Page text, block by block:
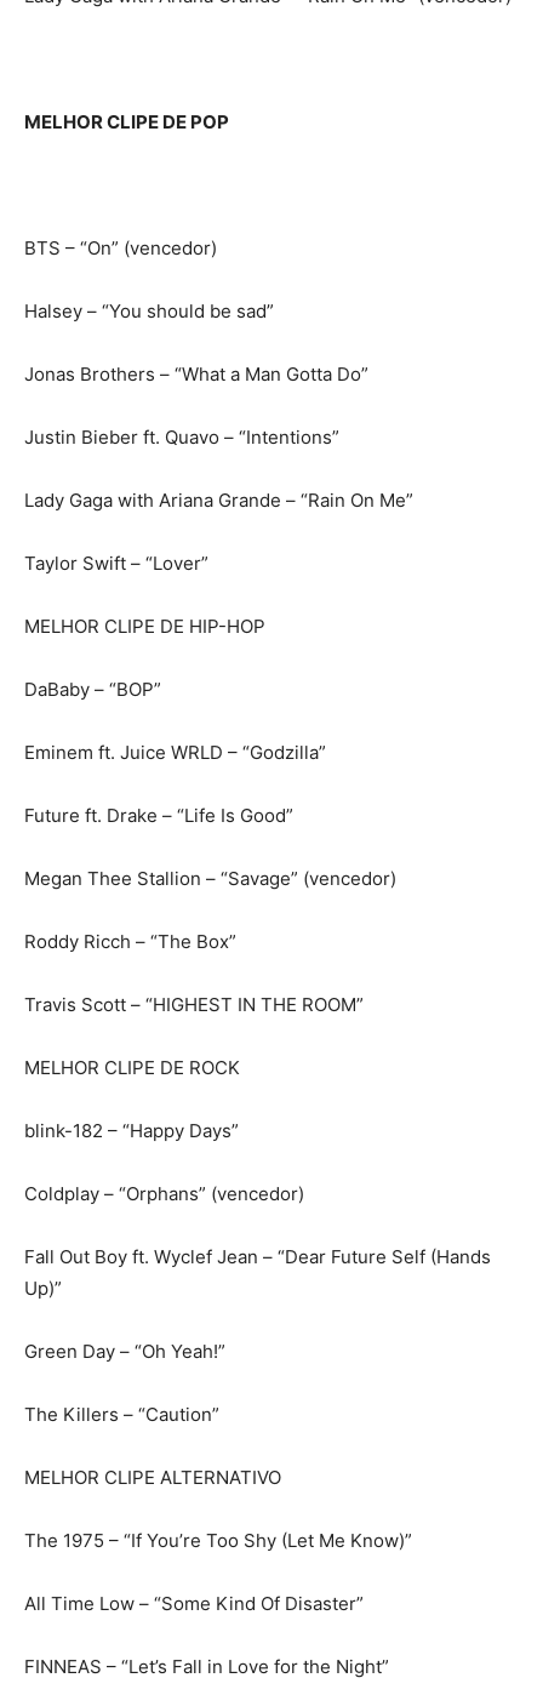
MELHOR CLIPE DE POP
BTS – “On” (vencedor)
Halsey – “You should be sad”
Jonas Brothers – “What a Man Gotta Do”
Justin Bieber ft. Quavo – “Intentions”
Lady Gaga with Ariana Grande – “Rain On Me”
Taylor Swift – “Lover”
MELHOR CLIPE DE HIP-HOP
DaBaby – “BOP”
Eminem ft. Juice WRLD – “Godzilla”
Future ft. Drake – “Life Is Good”
Megan Thee Stallion – “Savage” (vencedor)
Roddy Ricch – “The Box”
Travis Scott – “HIGHEST IN THE ROOM”
MELHOR CLIPE DE ROCK
blink-182 – “Happy Days”
Coldplay – “Orphans” (vencedor)
Fall Out Boy ft. Wyclef Jean – “Dear Future Self (Hands
Up)”
Green Day – “Oh Yeah!”
The Killers – “Caution”
MELHOR CLIPE ALTERNATIVO
The 1975 – “If You’re Too Shy (Let Me Know)”
All Time Low – “Some Kind Of Disaster”
FINNEAS – “Let’s Fall in Love for the Night”